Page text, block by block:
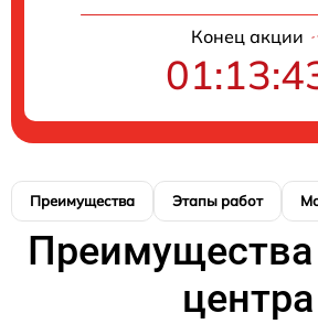
Конец акции
Преимущества Этапы работ
Преимущества
центра